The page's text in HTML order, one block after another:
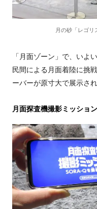
月の砂「レゴリ
「月面ゾーン」で、いよ
民間による月面着陸に挑
ーバーが原寸大で展示され
月面探査機撮影ミッション